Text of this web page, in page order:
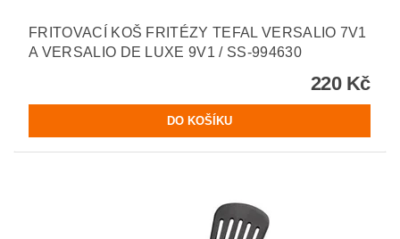
FRITOVACÍ KOŠ FRITÉZY TEFAL VERSALIO 7V1
A VERSALIO DE LUXE 9V1 / SS-994630
220 Kč